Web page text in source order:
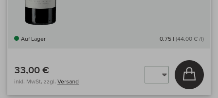
Auf Lager 0,75 l (44,00 € /l)
33,00 €
inkl. MwSt, zzgl. Versand
In